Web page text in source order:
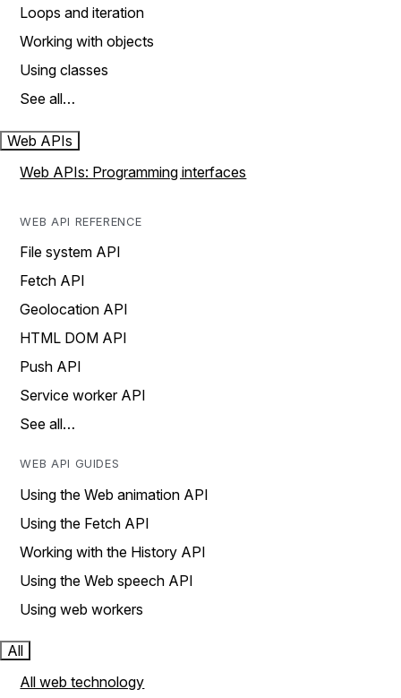
Loops and iteration
Working with objects
Using classes
See all…
Web APIs
Web APIs: Programming interfaces
WEB API REFERENCE
File system API
Fetch API
Geolocation API
HTML DOM API
Push API
Service worker API
See all…
WEB API GUIDES
Using the Web animation API
Using the Fetch API
Working with the History API
Using the Web speech API
Using web workers
All
All web technology